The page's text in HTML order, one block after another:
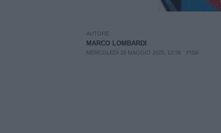
AUTORE
MARCO LOMBARDI
MERCOLEDÌ 28 MAGGIO 2025, 12:36 PISA